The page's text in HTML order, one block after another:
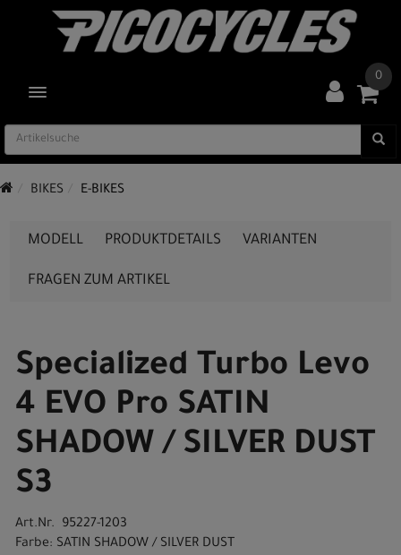
TOGGLE NAVIGATION
0
BIKES E-BIKES
MODELL PRODUKTDETAILS VARIANTEN
FRAGEN ZUM ARTIKEL
Specialized Turbo Levo
4 EVO Pro SATIN
SHADOW / SILVER DUST
S3
Art.Nr. 95227-1203
Farbe: SATIN SHADOW / SILVER DUST